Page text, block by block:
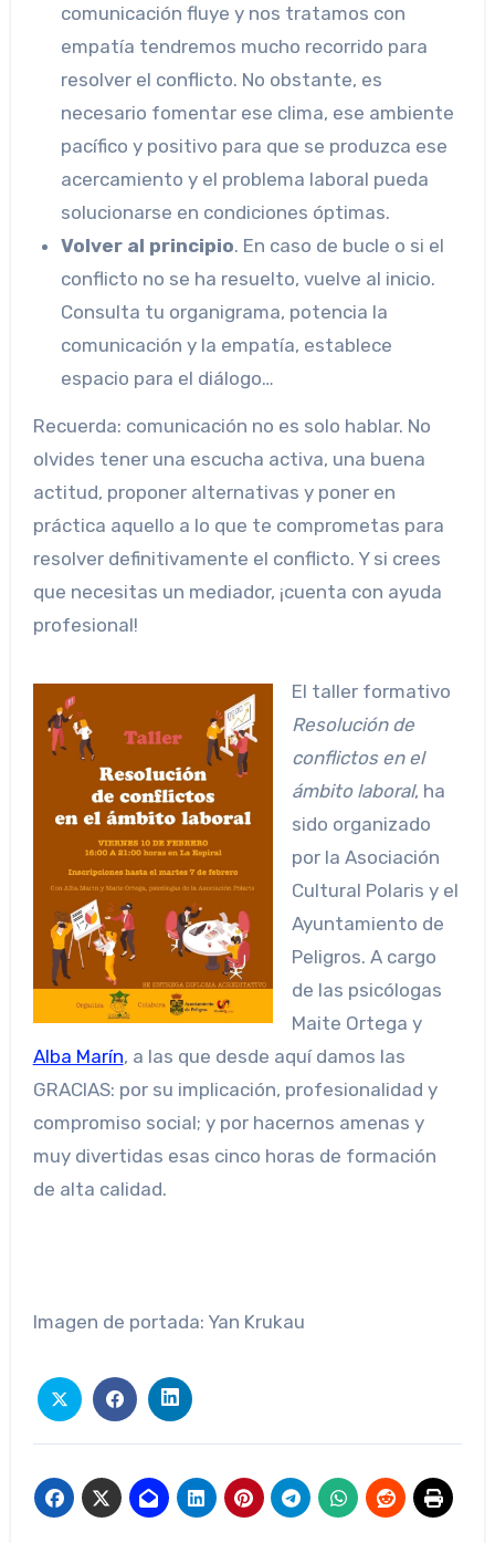
comunicación fluye y nos tratamos con
empatía tendremos mucho recorrido para
resolver el conflicto. No obstante, es
necesario fomentar ese clima, ese ambiente
pacífico y positivo para que se produzca ese
acercamiento y el problema laboral pueda
solucionarse en condiciones óptimas.
Volver al principio. En caso de bucle o si el
conflicto no se ha resuelto, vuelve al inicio.
Consulta tu organigrama, potencia la
comunicación y la empatía, establece
espacio para el diálogo…
Recuerda: comunicación no es solo hablar. No
olvides tener una escucha activa, una buena
actitud, proponer alternativas y poner en
práctica aquello a lo que te comprometas para
resolver definitivamente el conflicto. Y si crees
que necesitas un mediador, ¡cuenta con ayuda
profesional!
El taller formativo
Resolución de
conflictos en el
ámbito laboral, ha
sido organizado
por la Asociación
Cultural Polaris y el
Ayuntamiento de
Peligros. A cargo
de las psicólogas
Maite Ortega y
Alba Marín, a las que desde aquí damos las
GRACIAS: por su implicación, profesionalidad y
compromiso social; y por hacernos amenas y
muy divertidas esas cinco horas de formación
de alta calidad.
Imagen de portada: Yan Krukau